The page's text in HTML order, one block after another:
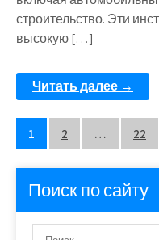
строительство. Эти
высокую […]
Читать далее →
Пагинация
записей
1 2 … 22
Поиск по сайту